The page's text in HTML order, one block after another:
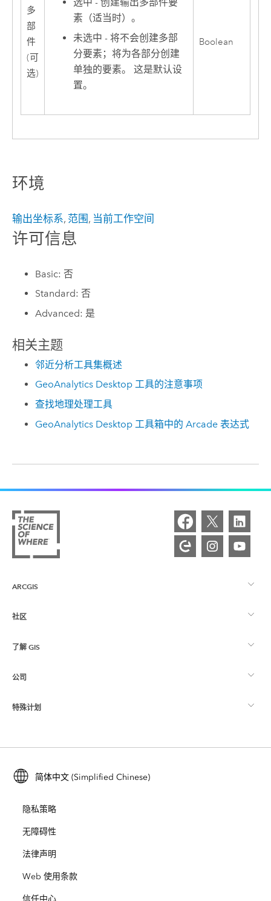
多
部
件
(可
选)
选中 - 创建输出多部件要
素（适当时）。
未选中 - 将不会创建多部
分要素；将为各部分创建
单独的要素。 这是默认设
置。
Boolean
环境
输出坐标系, 范围 , 当前工作空间
许可信息
Basic: 否
Standard: 否
Advanced: 是
相关主题
邻近分析工具集概述
GeoAnalytics Desktop 工具的注意事项
查找地理处理工具
GeoAnalytics Desktop 工具箱中的 Arcade 表达式
ARCGIS
ArcGIS 概览
制图
Esri Store
社区
Esri 社区
ArcGIS 博客
用户研究和测试
Esri 年轻专家关系网
了解 GIS
什么是 GIS？
位置智能
培训
ArcUser
ArcNews
ArcWatch
Esri Press
公司
关于 Esri
招贤纳士
开放视野
业务行为准则
特殊计划
ArcGIS for Student Use
保护
教育
简体中文 (Simplified Chinese)
隐私策略
无障碍性
法律声明
Web 使用条款
信任中心